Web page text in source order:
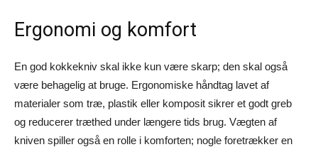
Ergonomi og komfort
En god kokkekniv skal ikke kun være skarp; den skal også
være behagelig at bruge. Ergonomiske håndtag lavet af
materialer som træ, plastik eller komposit sikrer et godt greb
og reducerer træthed under længere tids brug. Vægten af
kniven spiller også en rolle i komforten; nogle foretrækker en